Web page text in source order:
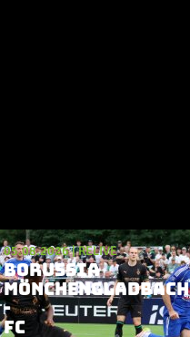
05.08.2026|RELIVE
BORUSSIA
MÖNCHENGLADBACH
-
FC